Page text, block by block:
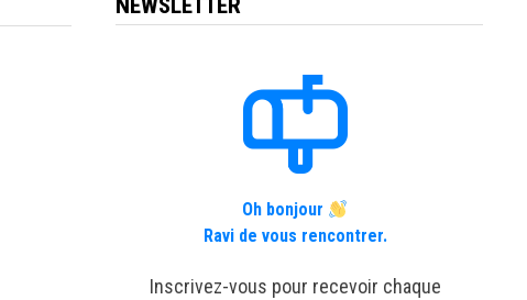
NEWSLETTER
Oh bonjour
Ravi de vous rencontrer.
Inscrivez-vous pour recevoir chaque